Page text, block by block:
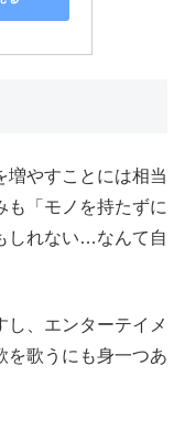
増やすことには相当
も「モノを持たずに
しれない…なんて自
、エンターテイメ
を歌うにも身一つあ